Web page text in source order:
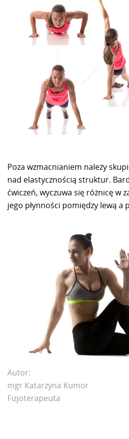
Poza wzmacnianiem należy
nad elastycznością struktur.
ćwiczeń, wyczuwa się różnicę w
jego płynności pomiędzy lewą a
Autor:
mgr Katarzyna Kumor
Fizjoterapeuta